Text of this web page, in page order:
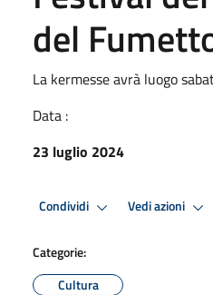
del
La kermesse avrà luogo
Data :
23 luglio 2024
Condividi Vedi azioni
Categorie:
Cultura